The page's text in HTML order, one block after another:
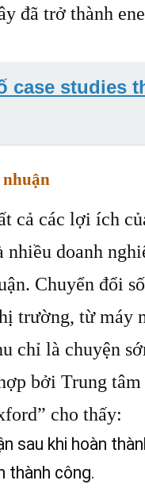
đã trở thành
case studies
nhuận
cả các lợi ích
doanh
Chuyển đổi
trường, từ
chỉ là chuyện
bởi Trung
cho thấy:
sau khi hoàn
thành công.